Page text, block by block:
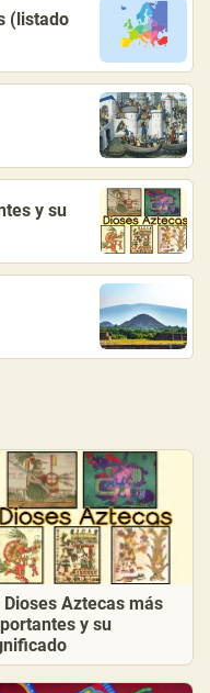
(listado
y su
Dioses Aztecas más
y su